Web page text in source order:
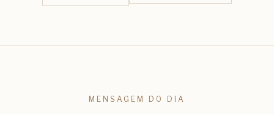
MENSAGEM DO DIA